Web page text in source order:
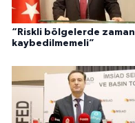
“Riskli bölgelerde zaman
kaybedilmemeli”